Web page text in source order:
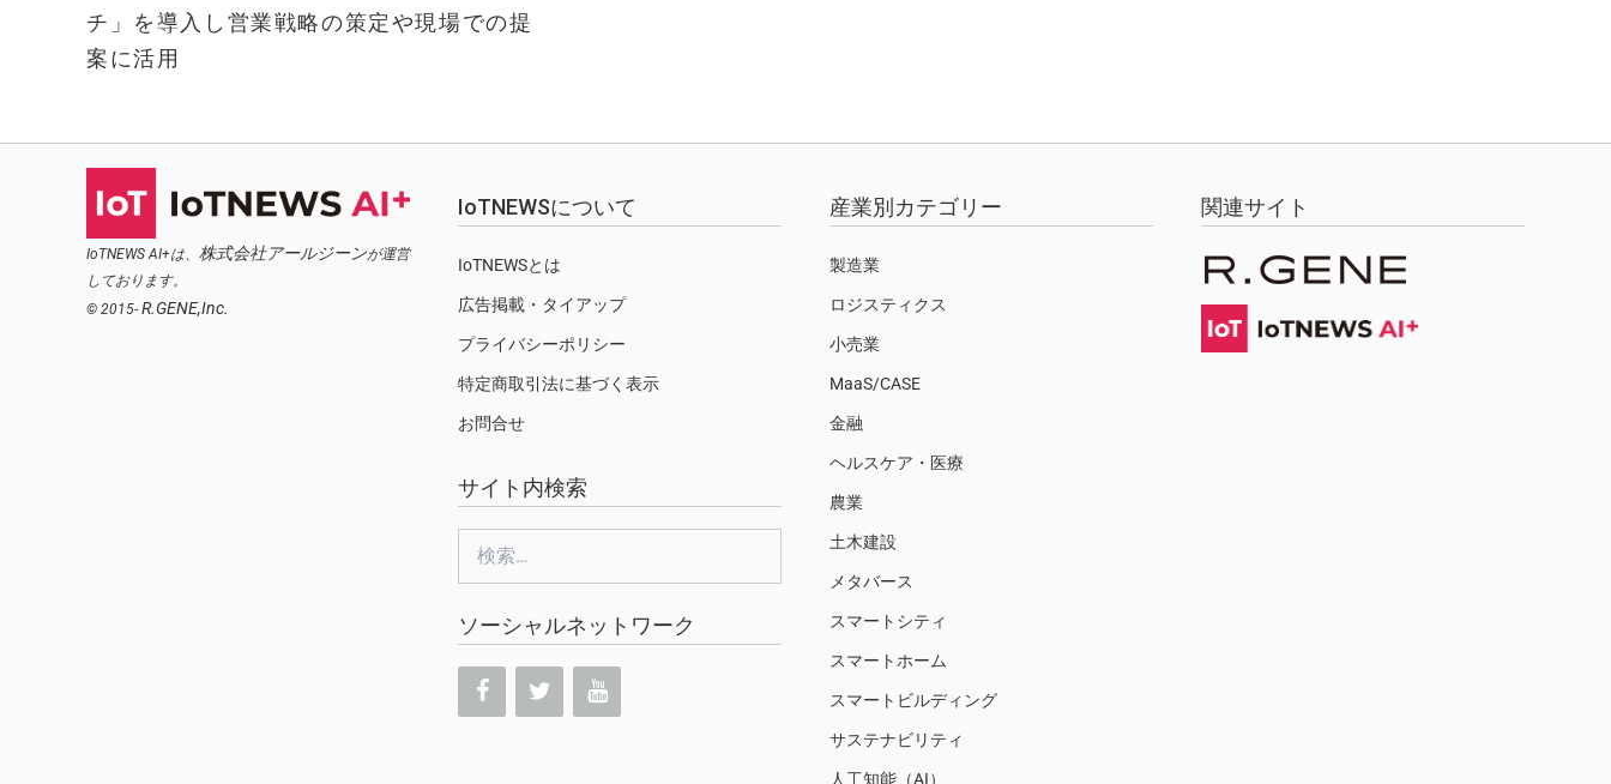
チ」を導入し営業戦略の策定や現場での提
案に活用
IoTNEWS AI+は、 株式会社アールジーンが運営
しております。
© 2015- R.GENE,Inc.
IoTNEWSについて
IoTNEWSとは
広告掲載・タイアップ
プライバシーポリシー
特定商取引法に基づく表示
お問合せ
サイト内検索
ソーシャルネットワーク
産業別カテゴリー
製造業
ロジスティクス
小売業
MaaS/CASE
金融
ヘルスケア・医療
農業
土木建設
メタバース
スマートシティ
スマートホーム
スマートビルディング
サステナビリティ
人工知能（AI）
関連サイト